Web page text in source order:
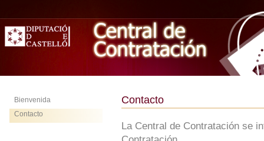
Bienvenida
Contacto
Contacto
La Central de Contratación se